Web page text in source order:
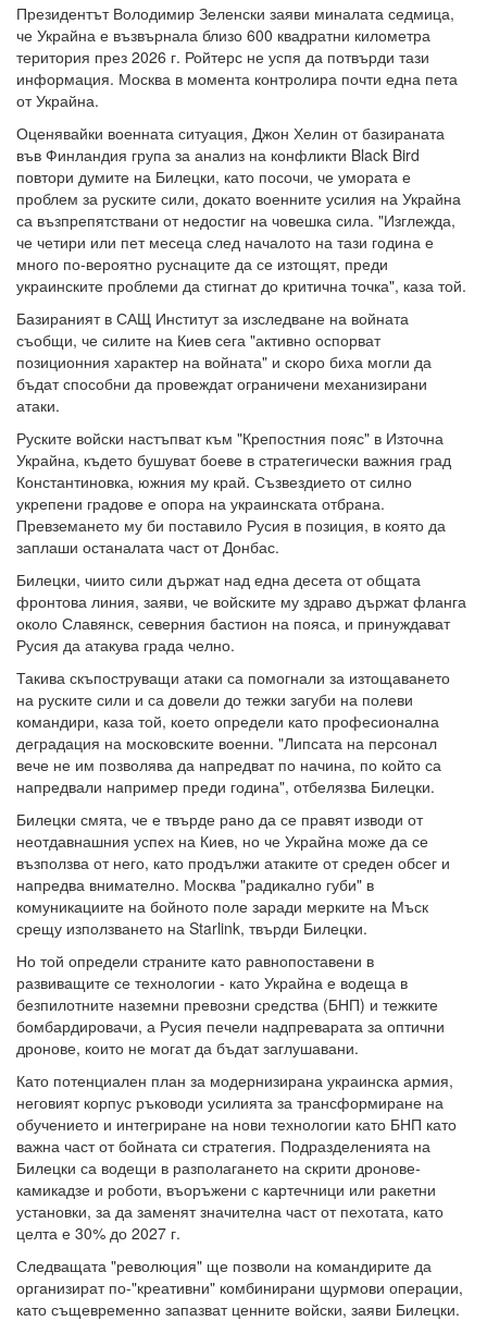
Президентът Володимир Зеленски заяви миналата седмица,
че Украйна е възвърнала близо 600 квадратни километра
територия през 2026 г. Ройтерс не успя да потвърди тази
информация. Москва в момента контролира почти една пета
от Украйна.
Оценявайки военната ситуация, Джон Хелин от базираната
във Финландия група за анализ на конфликти Black Bird
повтори думите на Билецки, като посочи, че умората е
проблем за руските сили, докато военните усилия на Украйна
са възпрепятствани от недостиг на човешка сила. "Изглежда,
че четири или пет месеца след началото на тази година е
много по-вероятно руснаците да се изтощят, преди
украинските проблеми да стигнат до критична точка", каза той.
Базираният в САЩ Институт за изследване на войната
съобщи, че силите на Киев сега "активно оспорват
позиционния характер на войната" и скоро биха могли да
бъдат способни да провеждат ограничени механизирани
атаки.
Руските войски настъпват към "Крепостния пояс" в Източна
Украйна, където бушуват боеве в стратегически важния град
Константиновка, южния му край. Съзвездието от силно
укрепени градове е опора на украинската отбрана.
Превземането му би поставило Русия в позиция, в която да
заплаши останалата част от Донбас.
Билецки, чиито сили държат над една десета от общата
фронтова линия, заяви, че войските му здраво държат фланга
около Славянск, северния бастион на пояса, и принуждават
Русия да атакува града челно.
Такива скъпоструващи атаки са помогнали за изтощаването
на руските сили и са довели до тежки загуби на полеви
командири, каза той, което определи като професионална
деградация на московските военни. "Липсата на персонал
вече не им позволява да напредват по начина, по който са
напредвали например преди година", отбелязва Билецки.
Билецки смята, че е твърде рано да се правят изводи от
неотдавнашния успех на Киев, но че Украйна може да се
възползва от него, като продължи атаките от среден обсег и
напредва внимателно. Москва "радикално губи" в
комуникациите на бойното поле заради мерките на Мъск
срещу използването на Starlink, твърди Билецки.
Но той определи страните като равнопоставени в
развиващите се технологии - като Украйна е водеща в
безпилотните наземни превозни средства (БНП) и тежките
бомбардировачи, а Русия печели надпреварата за оптични
дронове, които не могат да бъдат заглушавани.
Като потенциален план за модернизирана украинска армия,
неговият корпус ръководи усилията за трансформиране на
обучението и интегриране на нови технологии като БНП като
важна част от бойната си стратегия. Подразделенията на
Билецки са водещи в разполагането на скрити дронове-
камикадзе и роботи, въоръжени с картечници или ракетни
установки, за да заменят значителна част от пехотата, като
целта е 30% до 2027 г.
Следващата "революция" ще позволи на командирите да
организират по-"креативни" комбинирани щурмови операции,
като същевременно запазват ценните войски, заяви Билецки.